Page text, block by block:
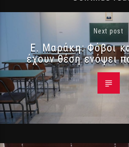
Next post
Ε. Μαράκη: Φόβοι
έχουν θέση ενόψει